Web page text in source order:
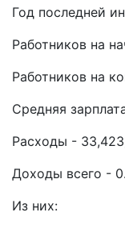
Год последней
Работников на
Работников на
Средняя
Расходы -
Доходы всего -
Из них: